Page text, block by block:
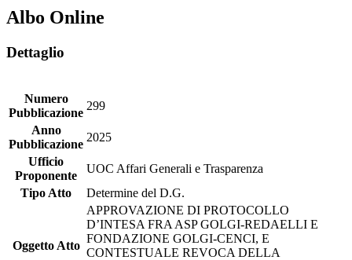
Albo Online
Dettaglio
Numero
Pubblicazione
299
Anno
Pubblicazione
2025
Ufficio
Proponente
UOC Affari Generali e Trasparenza
Tipo Atto
Determine del D.G.
Oggetto Atto
APPROVAZIONE DI PROTOCOLLO
D’INTESA FRA ASP GOLGI-REDAELLI E
FONDAZIONE GOLGI-CENCI, E
CONTESTUALE REVOCA DELLA